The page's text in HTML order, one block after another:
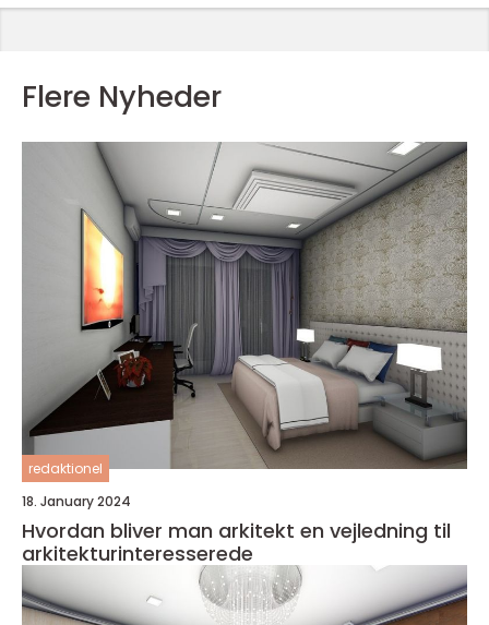
Flere Nyheder
redaktionel
18. January 2024
Hvordan bliver man arkitekt en vejledning til
arkitekturinteresserede